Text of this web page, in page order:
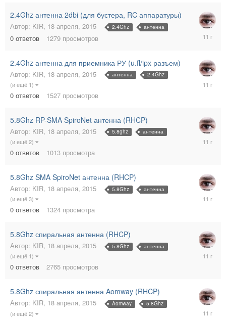
2.4Ghz антенна 2dbi (для бустера, RC аппаратуры)
Автор: KIR, 18 апреля, 2015 2.4Ghz антенна
0 ответов 1279 просмотров
18
апреля,
2.4Ghz антенна для приемника РУ (u.fl/ipx разъем)
Автор: KIR, 18 апреля, 2015 антенна 2.4Ghz
(и ещё 1)
0 ответов 1527 просмотров
18
апреля,
5.8Ghz RP-SMA SpiroNet антенна (RHCP)
Автор: KIR, 18 апреля, 2015 5.8ghz антенна
(и ещё 2)
0 ответов 1013 просмотра
18
апреля,
5.8Ghz SMA SpiroNet антенна (RHCP)
Автор: KIR, 18 апреля, 2015 5.8Ghz антенна
(и ещё 3)
0 ответов 1324 просмотра
18
апреля,
5.8Ghz спиральная антенна (RHCP)
Автор: KIR, 18 апреля, 2015 5.8Ghz антенна
(и ещё 1)
0 ответов 2765 просмотров
18
5.8Ghz спиральная антенна Aomway (RHCP)
Автор: KIR, 18 апреля, 2015 Aomway 5.8Ghz
(и ещё 2)
18